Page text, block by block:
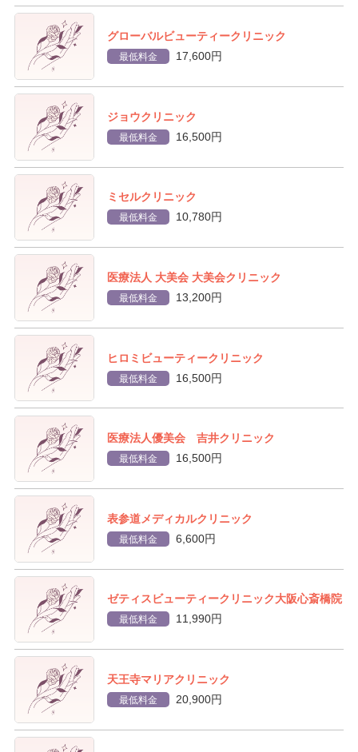
グローバルビューティークリニック
最低料金 17,600円
ジョウクリニック
最低料金 16,500円
ミセルクリニック
最低料金 10,780円
医療法人 大美会 大美会クリニック
最低料金 13,200円
ヒロミビューティークリニック
最低料金 16,500円
医療法人優美会 吉井クリニック
最低料金 16,500円
表参道メディカルクリニック
最低料金 6,600円
ゼティスビューティークリニック大阪心斎橋院
最低料金 11,990円
天王寺マリアクリニック
最低料金 20,900円